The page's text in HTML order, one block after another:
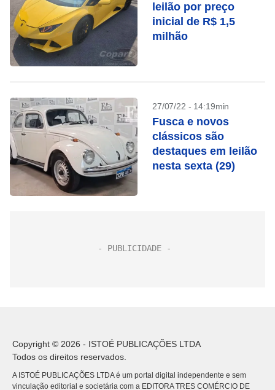
leilão por preço
inicial de R$ 1,5
milhão
27/07/22 - 14:19min
Fusca e novos
clássicos são
destaques em leilão
nesta sexta (29)
Copyright © 2026 - ISTOÉ PUBLICAÇÕES LTDA
Todos os direitos reservados.
A ISTOÉ PUBLICAÇÕES LTDA é um portal digital independente e sem
vinculação editorial e societária com a EDITORA TRES COMÉRCIO DE